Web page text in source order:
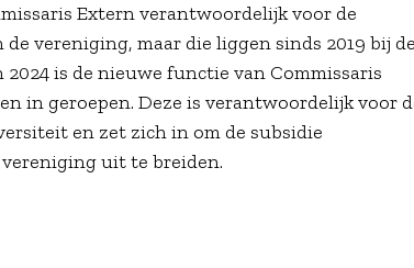
Extern verantwoordelijk voor de
vereniging, maar die liggen sinds 2019 bij de
is de nieuwe functie van Commissaris
in geroepen. Deze is verantwoordelijk voor
en zet zich in om de subsidie
uit te breiden.